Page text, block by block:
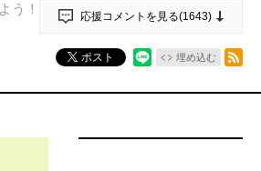
う！ 応援コメントを見る(1643)
ポスト 埋め込む